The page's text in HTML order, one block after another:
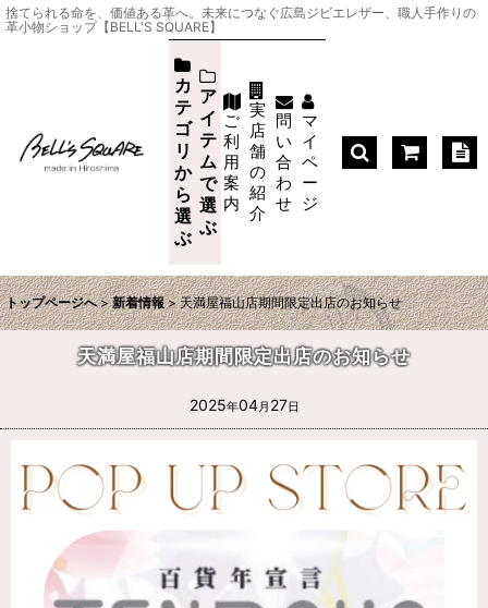
捨てられる命を、価値ある革へ。未来につなぐ広島ジビエレザー、職人手作りの
革小物ショップ【BELL'S SQUARE】
カ
テ
ゴ
リ
か
ら
選
ぶ
ア
イ
テ
ム
で
選
ぶ
ご
利
用
案
内
実
店
舗
の
紹
介
問
い
合
わ
せ
マ
イ
ペ
ー
ジ
トップページへ > 新着情報 > 天満屋福山店期間限定出店のお知らせ
天満屋福山店期間限定出店のお知らせ
2025年04月 27日